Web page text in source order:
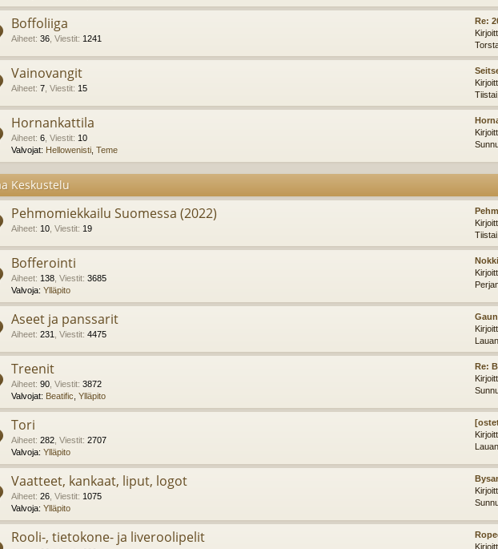
Boffoliiga
Aiheet: 36 Viestit: 1241
Re:
Vainovangit
Aiheet: 7 Viestit: 15
Hornankattila
Aiheet: 6 Viestit: 10
Valvojat: Hellowenisti Teme
Keskustelu
Pehmomiekkailu Suomessa (2022)
Aiheet: 10 Viestit: 19
Bofferointi
Aiheet: 138 Viestit: 3685
Valvoja: Ylläpito
Aseet ja panssarit
Aiheet: 231 Viestit: 4475
Treenit
Aiheet: 90 Viestit: 3872
Valvojat: Beatific Ylläpito
Re:
Tori
Aiheet: 282 Viestit: 2707
Valvoja: Ylläpito
Vaatteet, kankaat, liput, logot
Aiheet: 26 Viestit: 1075
Valvoja: Ylläpito
Rooli-, tietokone- ja liveroolipelit